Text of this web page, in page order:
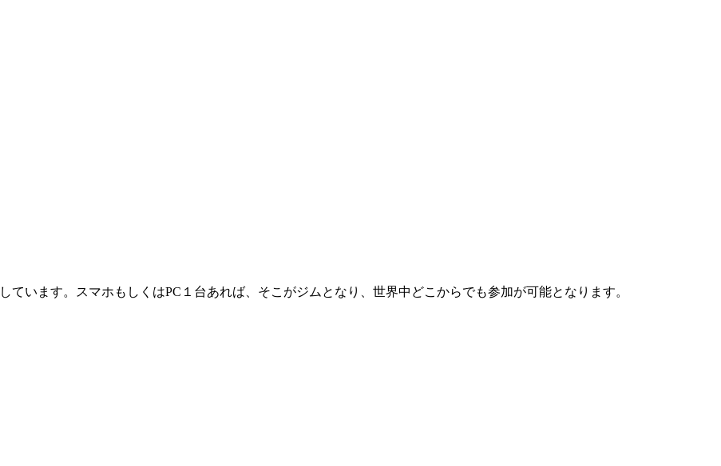
います。スマホもしくはPC１台あれば、そこがジムとなり、世界中どこからでも参加が可能となります。